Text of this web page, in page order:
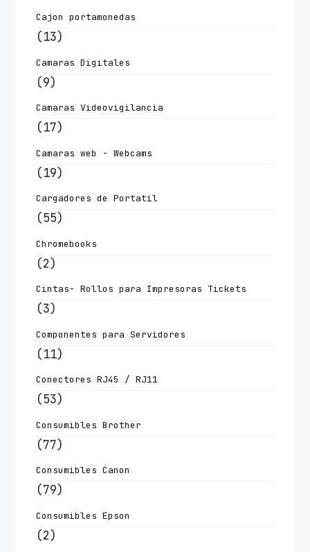
Cajon portamonedas
(13)
Camaras Digitales
(9)
Camaras Videovigilancia
(17)
Camaras web - Webcams
(19)
Cargadores de Portatil
(55)
Chromebooks
(2)
Cintas- Rollos para Impresoras Tickets
(3)
Componentes para Servidores
(11)
Conectores RJ45 / RJ11
(53)
Consumibles Brother
(77)
Consumibles Canon
(79)
Consumibles Epson
(2)